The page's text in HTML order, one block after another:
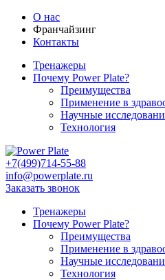
О нас
Франчайзинг
Контакты
Тренажеры
Почему Power Plate?
Преимущества
Применение в
Научные
Технология
+7(499)714-55-88
info@powerplate.ru
Заказать звонок
Тренажеры
Почему Power Plate?
Преимущества
Применение в
Научные
Технология